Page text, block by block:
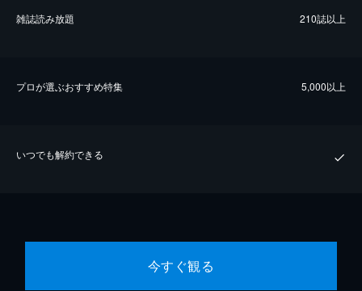
雑誌読み放題 210誌以上
プロが選ぶおすすめ特集 5,000以上
いつでも解約できる
今すぐ観る